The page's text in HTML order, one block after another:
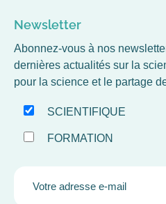
Newsletter
Abonnez-vous à nos
dernières actualités sur la
pour la science et le partage
SCIENTIFIQUE
FORMATION